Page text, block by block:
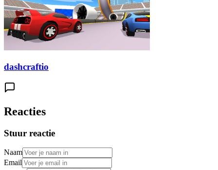
dashcraftio
Reacties
Stuur reactie
Naam
Email